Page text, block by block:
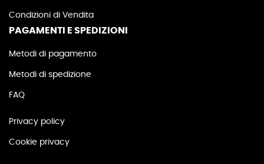
Condizioni di Vendita
PAGAMENTI E SPEDIZIONI
Metodi di pagamento
Metodi di spedizione
FAQ
Privacy policy
Cookie privacy